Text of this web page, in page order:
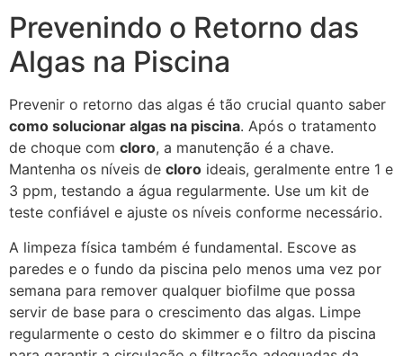
Prevenindo o Retorno das
Algas na Piscina
Prevenir o retorno das algas é tão crucial quanto saber
como solucionar algas na piscina. Após o tratamento
de choque com cloro, a manutenção é a chave.
Mantenha os níveis de cloro ideais, geralmente entre 1 e
3 ppm, testando a água regularmente. Use um kit de
teste confiável e ajuste os níveis conforme necessário.
A limpeza física também é fundamental. Escove as
paredes e o fundo da piscina pelo menos uma vez por
semana para remover qualquer biofilme que possa
servir de base para o crescimento das algas. Limpe
regularmente o cesto do skimmer e o filtro da piscina